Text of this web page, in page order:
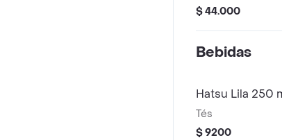
caramelizada,
$ 44.000
Bebidas
Hatsu Lila 250
Tés
$ 9200